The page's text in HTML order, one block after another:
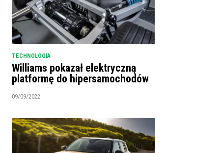
TECHNOLOGIA
Williams pokazał elektryczną
platformę do hipersamochodów
09/09/2022